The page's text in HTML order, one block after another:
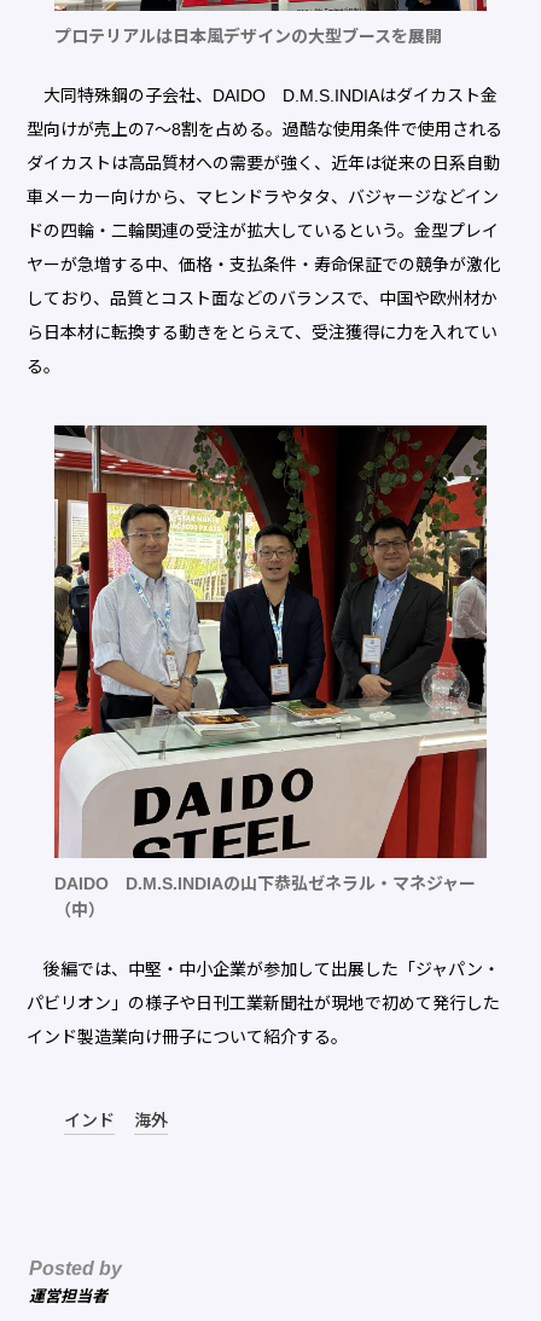
プロテリアルは日本風デザインの大型ブースを展開
大同特殊鋼の子会社、DAIDO D.M.S.INDIAはダイカスト金
型向けが売上の7～8割を占める。過酷な使用条件で使用される
ダイカストは高品質材への需要が強く、近年は従来の日系自動
車メーカー向けから、マヒンドラやタタ、バジャージなどイン
ドの四輪・二輪関連の受注が拡大しているという。金型プレイ
ヤーが急増する中、価格・支払条件・寿命保証での競争が激化
しており、品質とコスト面などのバランスで、中国や欧州材か
ら日本材に転換する動きをとらえて、受注獲得に力を入れてい
る。
DAIDO D.M.S.INDIAの山下恭弘ゼネラル・マネジャー
（中）
後編では、中堅・中小企業が参加して出展した「ジャパン・
パビリオン」の様子や日刊工業新聞社が現地で初めて発行した
インド製造業向け冊子について紹介する。
インド 海外
Posted by
運営担当者